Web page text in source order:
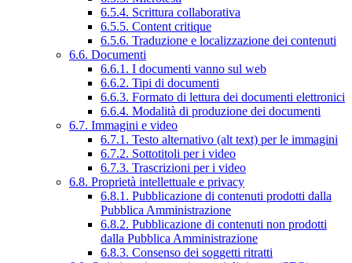
6.5.4. Scrittura collaborativa
6.5.5. Content critique
6.5.6. Traduzione e localizzazione dei contenuti
6.6. Documenti
6.6.1. I documenti vanno sul web
6.6.2. Tipi di documenti
6.6.3. Formato di lettura dei documenti elettronici
6.6.4. Modalità di produzione dei documenti
6.7. Immagini e video
6.7.1. Testo alternativo (alt text) per le immagini
6.7.2. Sottotitoli per i video
6.7.3. Trascrizioni per i video
6.8. Proprietà intellettuale e privacy
6.8.1. Pubblicazione di contenuti prodotti dalla
Pubblica Amministrazione
6.8.2. Pubblicazione di contenuti non prodotti
dalla Pubblica Amministrazione
6.8.3. Consenso dei soggetti ritratti